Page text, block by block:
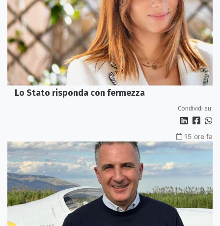
Lo Stato risponda con fermezza
Condividi su:
15 ore fa